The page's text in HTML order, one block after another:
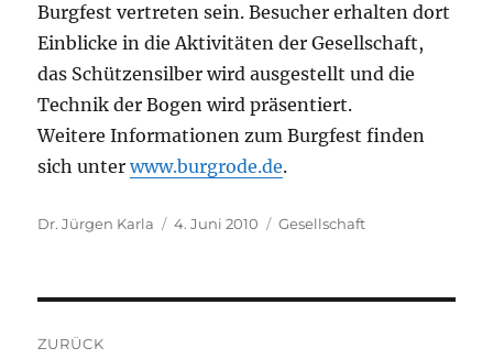
Burgfest vertreten sein. Besucher erhalten dort
Einblicke in die Aktivitäten der Gesellschaft,
das Schützensilber wird ausgestellt und die
Technik der Bogen wird präsentiert.
Weitere Informationen zum Burgfest finden
sich unterwww.burgrode.de.
Autor
Dr. Jürgen Karla
Veröffentlicht
4. Juni 2010 Kategorien
Gesellschaft
ZURÜCK